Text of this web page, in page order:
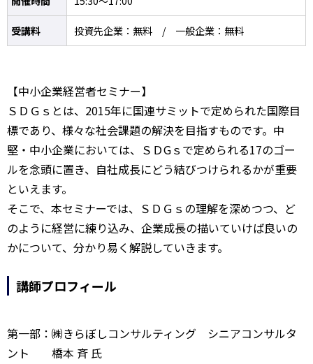
受講料 投資先企業：無料 / 一般企業：無料
【中小企業経営者セミナー】
ＳＤＧｓとは、2015年に国連サミットで定められた国際目
標であり、様々な社会課題の解決を目指すものです。中
堅・中小企業においては、ＳＤGｓで定められる17のゴー
ルを念頭に置き、自社成長にどう結びつけられるかが重要
といえます。
そこで、本セミナーでは、ＳＤＧｓの理解を深めつつ、ど
のように経営に練り込み、企業成長の描いていけば良いの
かについて、分かり易く解説していきます。
講師プロフィール
第一部：㈱きらぼしコンサルティング シニアコンサルタ
ント 橋本 斉 氏